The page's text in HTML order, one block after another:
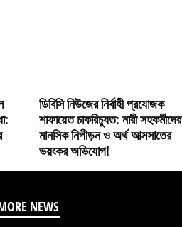
ডিবিসি নিউজের নির্বাহী প্রযোজক
শাফায়েত চাকরিচ্যুত: নারী সহকর্মীদের
মানসিক নিপীড়ন ও অর্থ আত্মসাতের
ভয়ংকর অভিযোগ!
NEWS